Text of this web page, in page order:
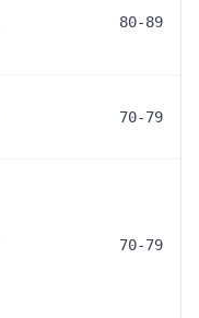
80-89
70-79
70-79